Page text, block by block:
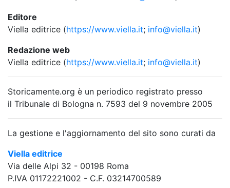
Editore
Viella editrice (https://www.viella.it; info@viella.it)
Redazione web
Viella editrice (https://www.viella.it; info@viella.it)
Storicamente.org è un periodico registrato presso
il Tribunale di Bologna n. 7593 del 9 novembre 2005
La gestione e l'aggiornamento del sito sono curati da
Viella editrice
Via delle Alpi 32 - 00198 Roma
P.IVA 01172221002 - C.F. 03214700589